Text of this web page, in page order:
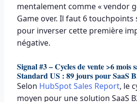
mentalement comme « vendor
Game over. Il faut 6
pour inverser cette première
négative.
Signal #3 – Cycles de vente >6 mois
Standard US : 89 jours pour SaaS
Selon HubSpot Sales Report, le
moyen pour une solution SaaS